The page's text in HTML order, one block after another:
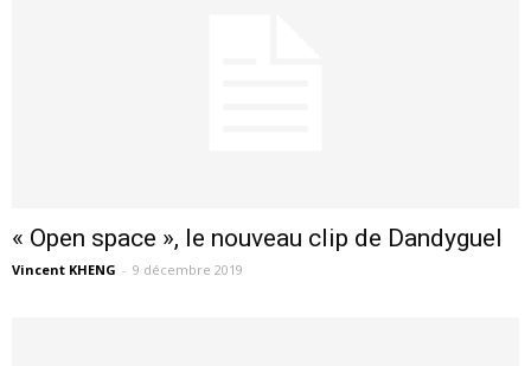
« Open space », le nouveau clip de Dandyguel
Vincent KHENG - 9 décembre 2019